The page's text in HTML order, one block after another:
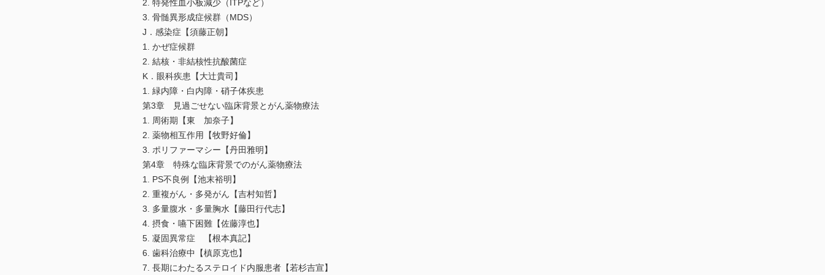
2. 特発性血小板減少（ITPなど）
3. 骨髄異形成症候群（MDS）
J．感染症【須藤正朝】
1. かぜ症候群
2. 結核・非結核性抗酸菌症
K．眼科疾患【大辻貴司】
1. 緑内障・白内障・硝子体疾患
第3章 見過ごせない臨床背景とがん薬物療法
1. 周術期【東 加奈子】
2. 薬物相互作用【牧野好倫】
3. ポリファーマシー【丹田雅明】
第4章 特殊な臨床背景でのがん薬物療法
1. PS不良例【池末裕明】
2. 重複がん・多発がん【吉村知哲】
3. 多量腹水・多量胸水【藤田行代志】
4. 摂食・嚥下困難【佐藤淳也】
5. 凝固異常症 【根本真記】
6. 歯科治療中【槙原克也】
7. 長期にわたるステロイド内服患者【若杉吉宣】